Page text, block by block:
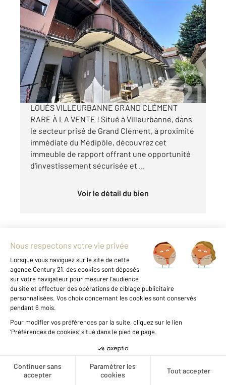
Créer une alerte
VILLEURBANNE 69
149,55 m2
Ref : 944
Immeuble à vendre
532 000 €
IMMEUBLE DE RAPPORT 6 APPARTEMENTS
LOUÉS VILLEURBANNE GRAND CLÉMENT
RARE À LA VENTE ! Situé à Villeurbanne, dans
le secteur prisé de Grand Clément, à proximité
immédiate du Médipôle, découvrez cet
immeuble de rapport offrant une opportunité
d'investissement sécurisée et ...
Voir le détail du bien
Ref : 943